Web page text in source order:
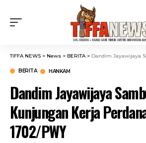
TIFFA NEWS > News > BERITA> Dandim Jayawijaya Sambut
BERITA HANKAM
Dandim Jayawijaya
Kunjungan Kerja
1702/PWY